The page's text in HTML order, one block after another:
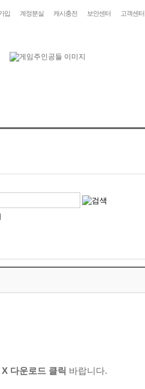
입 계정분실 캐시충전 보안센터 고객센터
X 다운로드 클릭 바랍니다.